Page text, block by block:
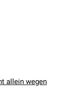
allein wegen